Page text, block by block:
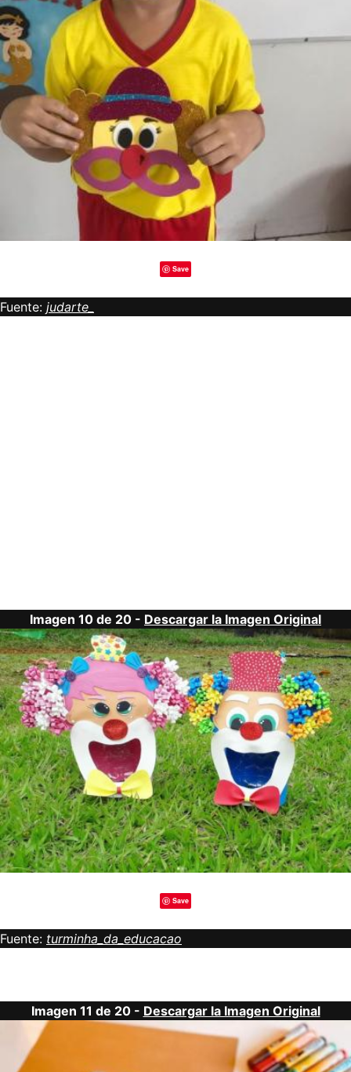
Save
Fuente: judarte_
Imagen 10 de 20 - Descargar la Imagen Original
Save
Fuente: turminha_da_educacao
Imagen 11 de 20 - Descargar la Imagen Original